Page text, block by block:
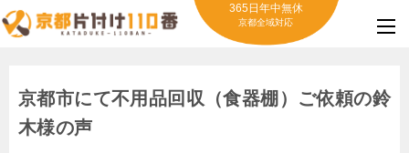
365日年中無休
京都全域対応
京都市にて不用品回収（食器棚）ご依頼の鈴
木様の声